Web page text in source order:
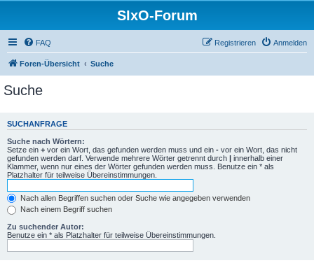
SIxO-Forum
FAQ Anmelden
Registrieren
Foren-Übersicht Suche
Suche
SUCHANFRAGE
Suche nach Wörtern:
Setze ein + vor ein Wort, das gefunden werden muss und ein - vor ein Wort, das nicht
gefunden werden darf. Verwende mehrere Wörter getrennt durch | innerhalb einer
Klammer, wenn nur eines der Wörter gefunden werden muss. Benutze ein * als
Platzhalter für teilweise Übereinstimmungen.
Nach allen Begriffen suchen oder Suche wie angegeben verwenden
Nach einem Begriff suchen
Zu suchender Autor:
Benutze ein * als Platzhalter für teilweise Übereinstimmungen.